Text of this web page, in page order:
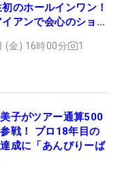
のホールインワン！
アンで会心のショッ
(金) 16時00分 1
子がツアー通算500
戦！ プロ18年目の
成に「あんびりーば